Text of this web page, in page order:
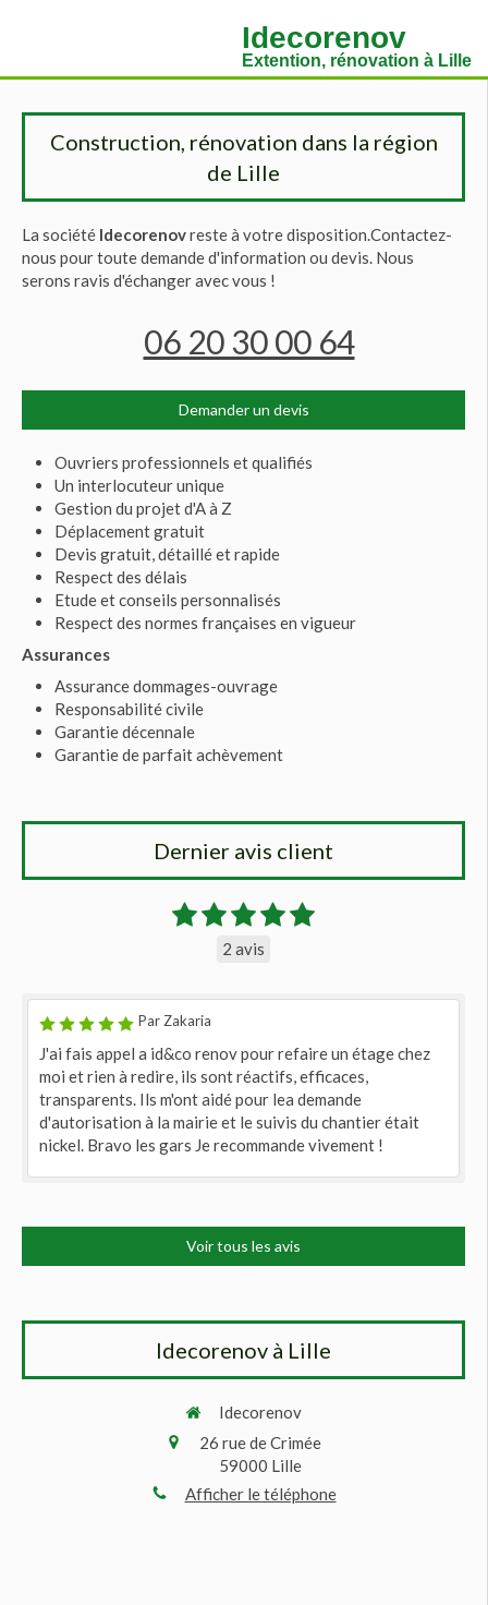
Idecorenov
Extention, rénovation à Lille
Construction, rénovation dans la région
de Lille
La société Idecorenovreste à votre disposition.Contactez-
nous pour toute demande d'information ou devis. Nous
serons ravis d'échanger avec vous !
06 20 30 00 64
Demander un devis
Ouvriers professionnels et qualifiés
Un interlocuteur unique
Gestion du projet d'A à Z
Déplacement gratuit
Devis gratuit, détaillé et rapide
Respect des délais
Etude et conseils personnalisés
Respect des normes françaises en vigueur
Assurances
Assurance dommages-ouvrage
Responsabilité civile
Garantie décennale
Garantie de parfait achèvement
Dernier avis client
2 avis
Par Zakaria
J'ai fais appel a id&co renov pour refaire un étage chez
moi et rien à redire, ils sont réactifs, efficaces,
transparents. Ils m'ont aidé pour lea demande
d'autorisation à la mairie et le suivis du chantier était
nickel. Bravo les gars Je recommande vivement !
Voir tous les avis
Idecorenov à Lille
Idecorenov
26 rue de Crimée
59000 Lille
Afficher le téléphone